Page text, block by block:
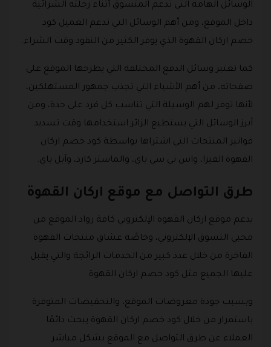
الوسائل الهامة التي تدعم المتسوق أثناء رحلته الشرائية
داخل الموقع، ومن أهم الوسائل التي تدعم العميل كود
خصم اركان القهوة الذي يوفر الكثير من النقود وقت الشراء.
كما تعتبر وسائل الدفع المختلفة التي يطرحها الموقع على
صفحاته، من أهم الأشياء التي تجذب جمهور المستهلكين،
لأنها توفر لهم الوسيلة التي تناسب كل فرد على حدة، ومن
أبرز الوسائل التي يستطيع الزائر استخدامها وقت تسديد
فواتير المنتجات التي اشتراها بواسطة كود خصم اركان
القهوة الفيزا، واس تي سي باي، والماستر كارد، وآبل باي.
طرق التواصل مع موقع اركان القهوة
يدعم موقع اركان القهوة الإلكتروني كافة رواد الموقع من
محبي التسوق الإلكتروني، وخاصًة عشاق منتجات القهوة
الفاخرة من خلال عدد كبير من الخدمات الرائجة والتي يقبل
عليها الجميع مثل كود خصم اركان القهوة.
وبسبب جودة معروضات الموقع، والتخفيضات المتوفرة
باستمرار من خلال كود خصم اركان القهوة يبحث دائمًا
العملاء عن طرق التواصل مع الموقع بشكل مباشر